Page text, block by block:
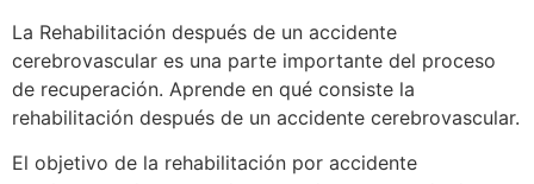
La Rehabilitación después de un accidente
cerebrovascular es una parte importante del proceso
de recuperación. Aprende en qué consiste la
rehabilitación después de un accidente cerebrovascular.
El objetivo de la rehabilitación por accidente